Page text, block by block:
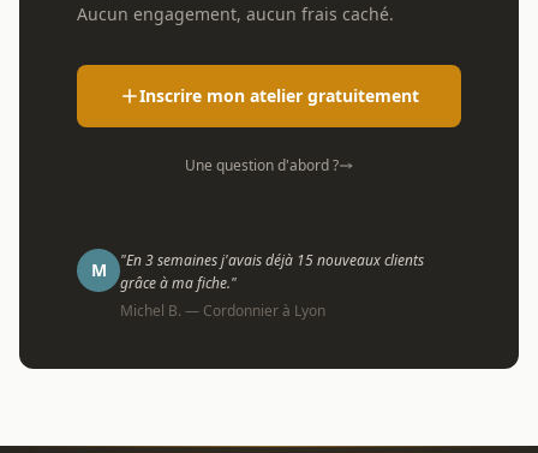
Aucun engagement, aucun frais caché.
Inscrire mon atelier gratuitement
Une question d'abord ?
M
"En 3 semaines j'avais déjà 15 nouveaux clients
grâce à ma fiche."
Michel B. — Cordonnier à Lyon